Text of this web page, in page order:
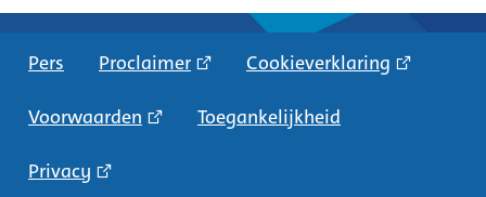
Pers Proclaimer Cookieverklaring
Voorwaarden Toegankelijkheid
Privacy